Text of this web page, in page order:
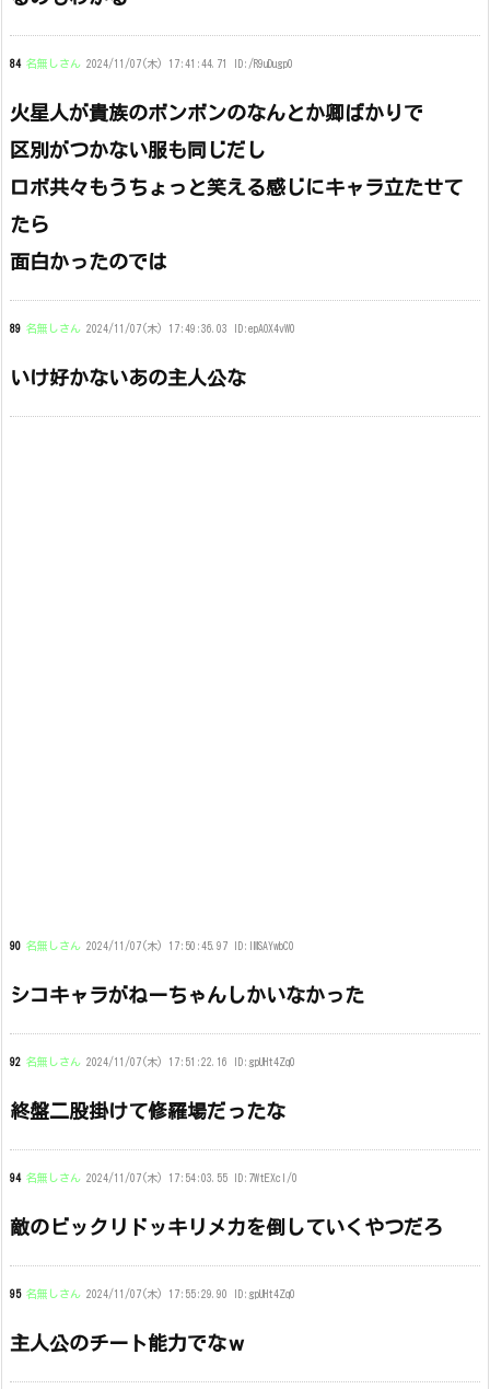
84 名無しさん 2024/11/07(木) 17:41:44.71 ID:/R9uDugp0
火星人が貴族のボンボンのなんとか卿ばかりで
区別がつかない服も同じだし
ロボ共々もうちょっと笑える感じにキャラ立たせて
たら
面白かったのでは
89 名無しさん 2024/11/07(木) 17:49:36.03 ID:epAOX4vW0
いけ好かないあの主人公な
90 名無しさん 2024/11/07(木) 17:50:45.97 ID:IMSAYwbC0
シコキャラがねーちゃんしかいなかった
92 名無しさん 2024/11/07(木) 17:51:22.16 ID:gpUHt4Zq0
終盤二股掛けて修羅場だったな
94 名無しさん 2024/11/07(木) 17:54:03.55 ID:7WtEXcI/0
敵のビックリドッキリメカを倒していくやつだろ
95 名無しさん 2024/11/07(木) 17:55:29.90 ID:gpUHt4Zq0
主人公のチート能力でなｗ